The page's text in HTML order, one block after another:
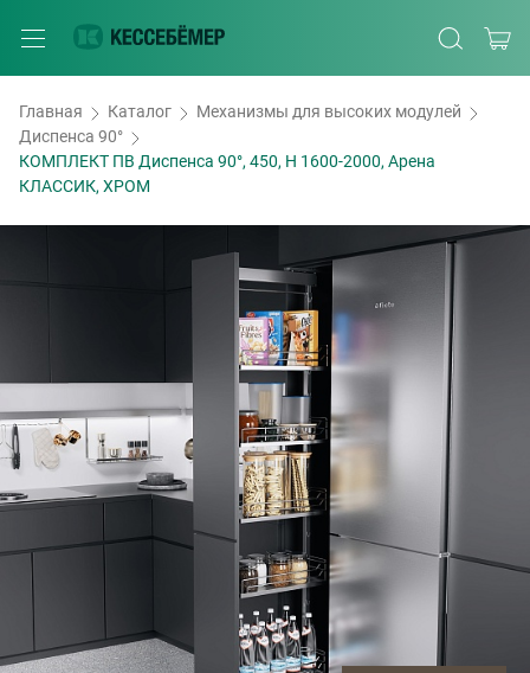
Главная Каталог
Механизмы для высоких модулей
Диспенса 90°
КОМПЛЕКТ ПВ Диспенса 90°, 450, H 1600-2000, Арена
КЛАССИК, ХРОМ